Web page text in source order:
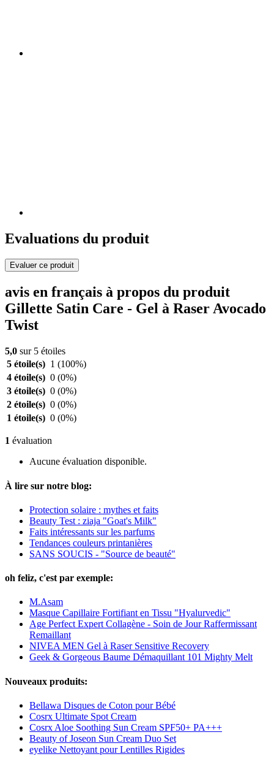
Evaluations du produit
Evaluer ce produit
avis en français à propos du produit
Gillette Satin Care - Gel à Raser Avocado
Twist
5,0 sur 5 étoiles
5 étoile(s) 1 (100%)
4 étoile(s) 0 (0%)
3 étoile(s) 0 (0%)
2 étoile(s) 0 (0%)
1 étoile(s) 0 (0%)
1 évaluation
Aucune évaluation disponible.
À lire sur notre blog:
Protection solaire : mythes et faits
Beauty Test : ziaja "Goat's Milk"
Faits intéressants sur les parfums
Tendances couleurs printanières
SANS SOUCIS - "Source de beauté"
oh feliz, c'est par exemple:
M.Asam
Masque Capillaire Fortifiant en Tissu "Hyalurvedic"
Age Perfect Expert Collagène - Soin de Jour Raffermissant
Remaillant
NIVEA MEN Gel à Raser Sensitive Recovery
Geek & Gorgeous Baume Démaquillant 101 Mighty Melt
Nouveaux produits:
Bellawa Disques de Coton pour Bébé
Cosrx Ultimate Spot Cream
Cosrx Aloe Soothing Sun Cream SPF50+ PA+++
Beauty of Joseon Sun Cream Duo Set
eyelike Nettoyant pour Lentilles Rigides